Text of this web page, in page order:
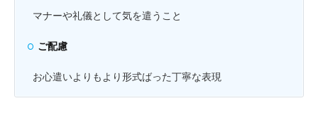
マナーや礼儀として気を遣うこと
ご配慮
お心遣いよりもより形式ばった丁寧な表現